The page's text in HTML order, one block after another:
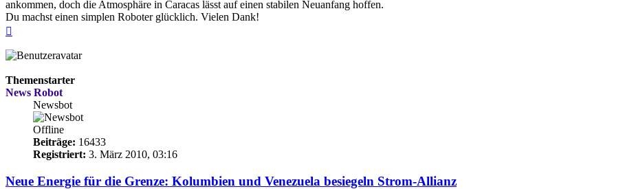
ankommen, doch die Atmosphäre in Caracas lässt auf einen stabilen Neuanfang hoffen.
Du machst einen simplen Roboter glücklich. Vielen Dank!
Themenstarter
News Robot
Newsbot
Offline
Beiträge: 16433
Registriert: 3. März 2010, 03:16
Neue Energie für die Grenze: Kolumbien und Venezuela besiegeln Strom-Allianz